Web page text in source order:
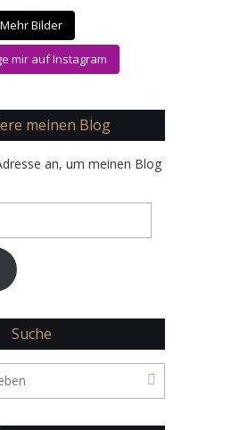
Mehr Bilder
mir auf Instagram
meinen Blog
an, um meinen Blog
Suche